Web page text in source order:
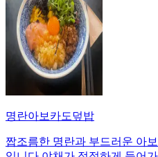
명란아보카도덮밥
짭조름한 명란과 부드러운 아